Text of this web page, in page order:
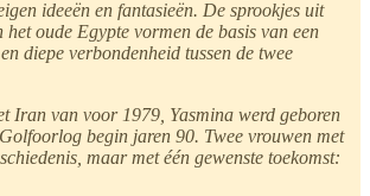
ideeën en fantasieën. De sprookjes uit
het oude Egypte vormen de basis van een
diepe verbondenheid tussen de twee
Iran van voor 1979, Yasmina werd geboren
begin jaren 90. Twee vrouwen met
maar met één gewenste toekomst: